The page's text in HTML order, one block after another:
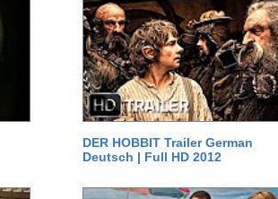
DER HOBBIT Trailer German
Deutsch | Full HD 2012